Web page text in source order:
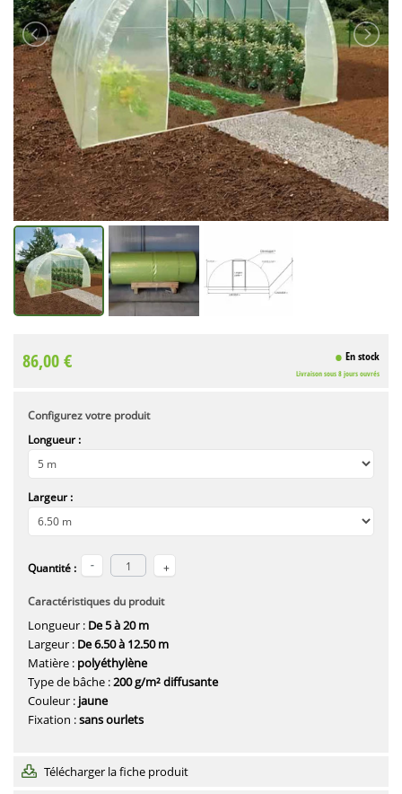
86,00 € En stock
Livraison sous 8 jours ouvrés
Configurez votre produit
Longueur :
Largeur :
Quantité :
Caractéristiques du produit
Longueur : De 5 à 20 m
Largeur : De 6.50 à 12.50 m
Matière : polyéthylène
Type de bâche :200 g/m² diffusante
Couleur : jaune
Fixation :sans ourlets
Télécharger la fiche produit